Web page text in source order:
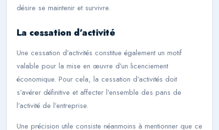
désire se maintenir et survivre.
La cessation d’activité
Une cessation d’activités constitue également un motif
valable pour la mise en œuvre d’un licenciement
économique. Pour cela, la cessation d’activités doit
s’avérer définitive et affecter l’ensemble des pans de
l’activité de l’entreprise.
Une précision utile consiste néanmoins à mentionner que ce